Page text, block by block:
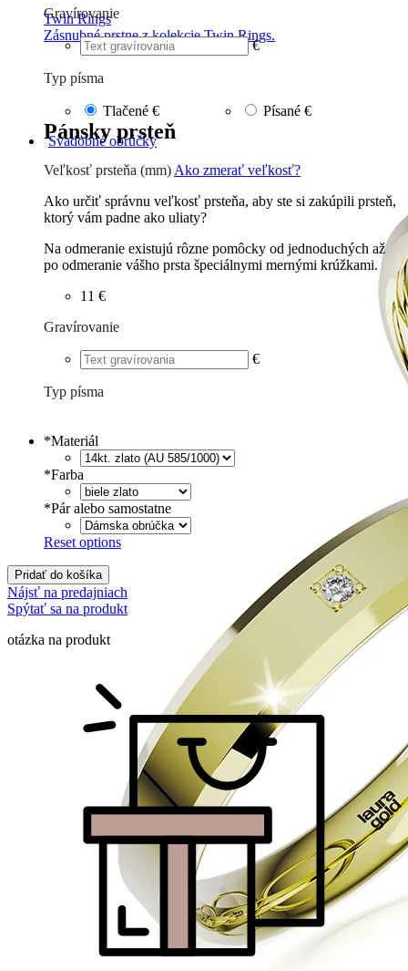
Twin Rings
Zásnubné prstne z kolekcie Twin Rings.
Svadobné obrúčky
Gravírovanie
€
Typ písma
Tlačené € Písané €
Pánsky prsteň
Veľkosť prsteňa (mm) Ako zmerať veľkosť?
Ako určiť správnu veľkosť prsteňa, aby ste si zakúpili prsteň,
ktorý vám padne ako uliaty?
Na odmeranie existujú rôzne pomôcky od jednoduchých až
po odmeranie vášho prsta špeciálnymi mernými krúžkami.
11 €
Gravírovanie
€
Typ písma
*Materiál
*Farba
*Pár alebo samostatne
Reset options
Pridať do košíka
Nájsť na predajniach
Spýtať sa na produkt
otázka na produkt